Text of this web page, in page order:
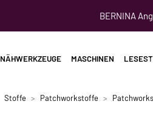
BERNINA
NÄHWERKZEUGE MASCHINEN
Stoffe Patchworkstoffe